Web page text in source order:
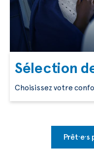
Sélection
Choisissez votre